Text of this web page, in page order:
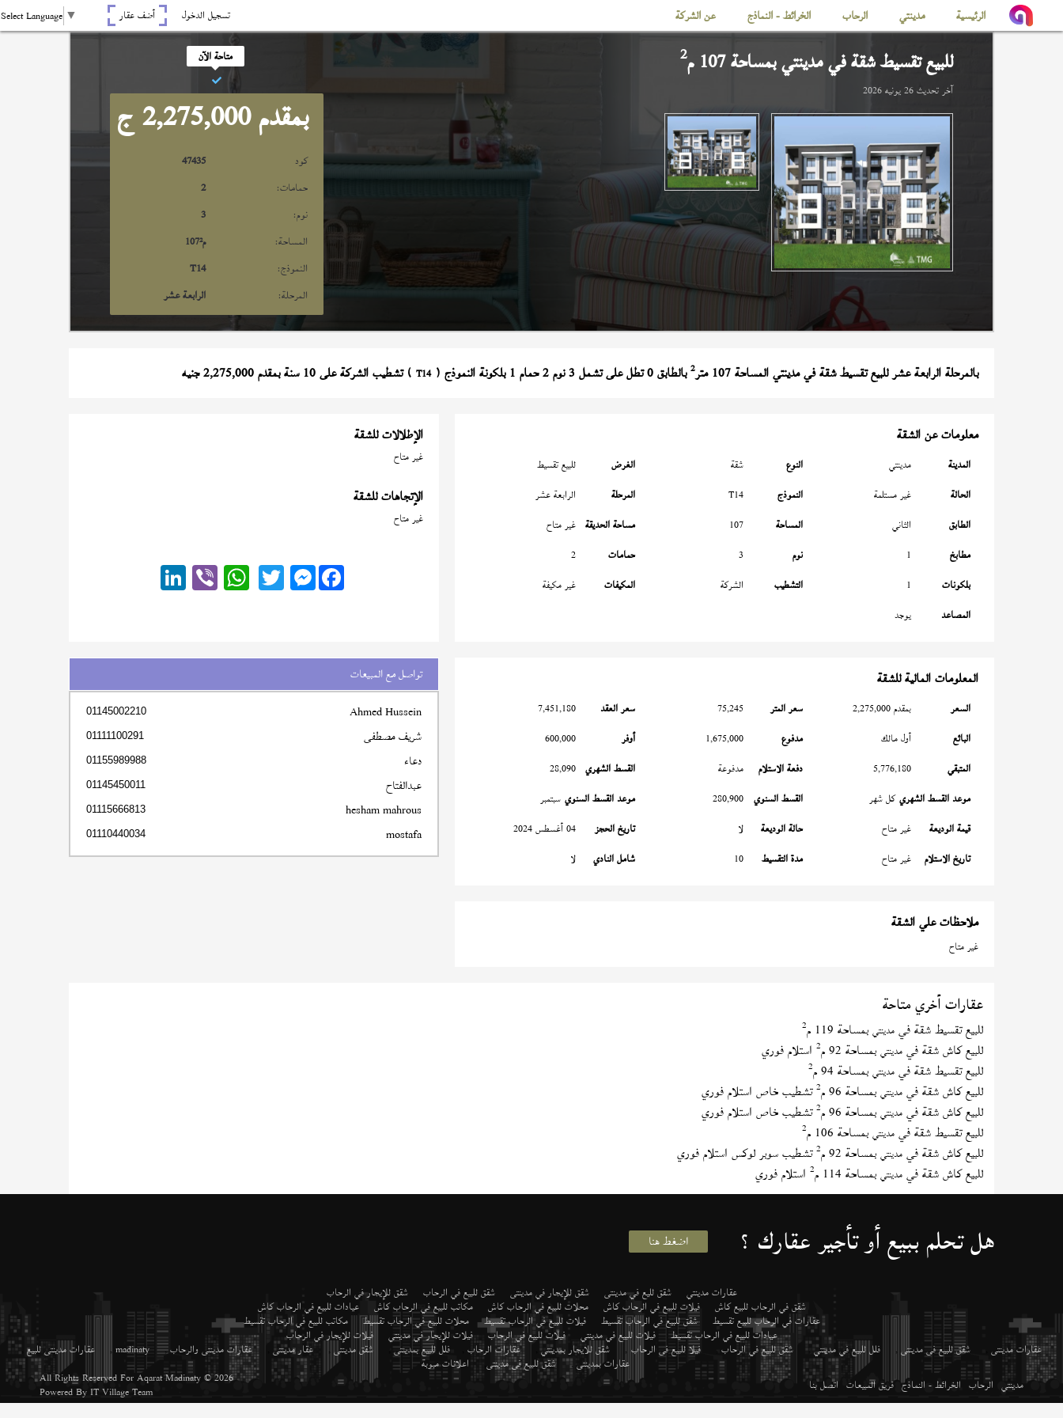
الرئيسية مدينتي الرحاب الخرائط - النماذج عن الشركة تسجيل الدخول أضف عقار Select Language ▼
للبيع تقسيط شقة فيمدينتيبمساحة 107 م 2
آخر تحديث26 يونيه 2026
متاحة الآن
بمقدم 2,275,000 ج
كود
47435
حمامات:
2
نوم:
3
المساحة:
107م²
النموذج:
T14
المرحلة:
الرابعة عشر
بالمرحلة الرابعة عشر للبيع تقسيط شقة في مدينتي المساحة 107 متر 2بالطابق 0 تطل على تشمل 3 نوم 2 حمام 1 بلكونة النموذج ( T14 ) تشطيب الشركة على 10 سنة بمقدم 2,275,000 جنيه
معلومات عن الشقة
المدينة مدينتي النوع شقة الغرض
للبيع تقسيط
الحالة
غير مستلمة النموذج T14 المرحلة
الرابعة عشر
الطابق
الثاني المساحة 107 مساحة الحديقة غير متاح
مطابخ
1 نوم 3 حمامات
2
بلكونات
1 التشطيب الشركة المكيفات
غير مكيفة
المصاعد
يوجد
الإطلالات للشقة
غير متاح
الإتجاهات للشقة
غير متاح
Messenger
المعلومات المالية للشقة
السعر بمقدم 2,275,000 سعر المتر 75,245 سعر العقد
7,451,180
البائع
أول مالك مدفوع 1,675,000 أوفر
600,000
المتبقي
5,776,180 دفعة الاستلام مدفوعة القسط الشهري 28,090
موعد القسط الشهري كل شهر القسط السنوي 280,900 موعد القسط السنوي سبتمبر
قيمة الوديعة
غير متاح حالة الوديعة لا تاريخ الحجز
04 أغسطس 2024
تاريخ الاستلام
غير متاح مدة التقسيط 10 شامل النادي لا
ملاحظات علي الشقة
غير متاح
تواصل مع المبيعات
Ahmed Hussein
01145002210
شريف مصطفى 01111100291
دعاء 01155989988
عبدالفتاح 01145450011
hesham mahrous
01115666813
mostafa
01110440034
عقارات أخري متاحة
للبيع تقسيط شقة في مدينتي بمساحة 119 م 2
للبيع كاش شقة في مدينتي بمساحة 92 م 2 استلام فوري
للبيع تقسيط شقة في مدينتي بمساحة 94 م 2
للبيع كاش شقة في مدينتي بمساحة 96 م 2تشطيب خاص استلام فوري
للبيع كاش شقة في مدينتي بمساحة 96 م 2تشطيب خاص استلام فوري
للبيع تقسيط شقة في مدينتي بمساحة 106 م 2
للبيع كاش شقة في مدينتي بمساحة 92 م 2تشطيب سوبر لوكس استلام فوري
للبيع كاش شقة في مدينتي بمساحة 114 م 2 استلام فوري
هل تحلم ببيع أو تأجير عقارك ؟ اضغط هنا
عقارات مدينتي شقق لليع في مدينتى شقق للإيجار في مدينتى شقق للبيع في الرحاب شقق للإيجار في الرحاب
شقق في الرحاب للبيع كاش فيلات للبيع في الرحاب كاش محلات للبيع في الرحاب كاش مكاتب للبيع في الرحاب كاش عيادات للبيع في الرحاب كاش
عقارات في الرحاب للبيع تقسيط شقق للبيع في الرحاب تقسيط فيلات للبيع في الرحاب تقسيط محلات للبيع في الرحاب تقسيط مكاتب للبيع في الرحاب تقسيط
عيادات للبيع في الرحاب تقسيط فيلات للبيع في مدينتي فيلات للبيع في الرحاب فيلات للإيجار في مدينتي فيلات للإيجار في الرحاب
عقارات مدينتى شقق للبيع فى مدينتى , فلل للبيع في مدينتي, شقق للبيع في الرحاب فيلا للبيع فى الرحاب , شقق للايجار بمدينتي, عقارات الرحاب فلل للبيع بمدينتى, شقق مدينتى عقار مدينتى , عقارات مدينتى والرحاب,
madinaty
, عقارات مدينتى للبيع
عقارات بمدينتى , شقق للبيع فى مدينتى
اعلانات مبوبة
مدينتي الرحاب الخرائط - النماذج فريق المبيعات اتصل بنا All Rights Reserved ForAqarat Madinaty© 2026
Powered ByIT Village Team